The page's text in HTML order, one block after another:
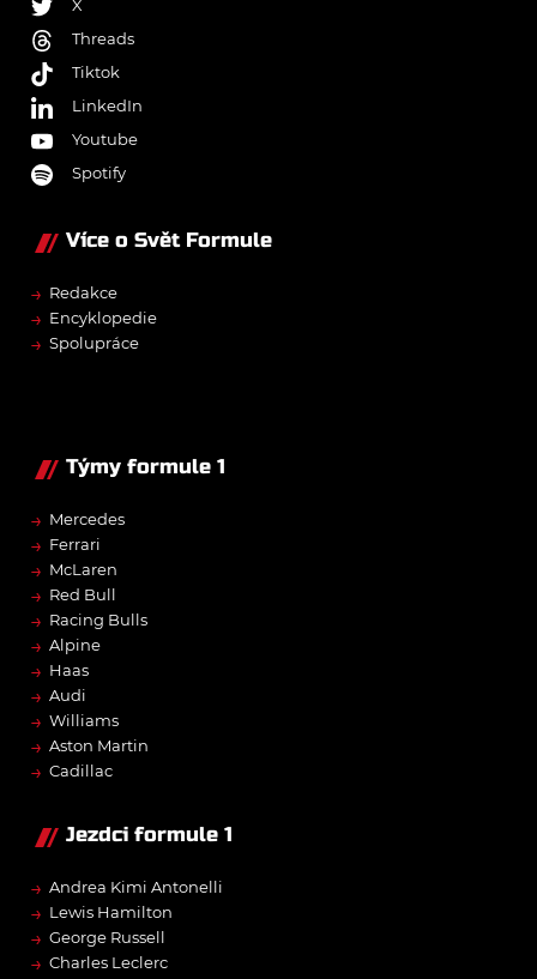
X
Threads
Tiktok
LinkedIn
Youtube
Spotify
Více o Svět Formule
→ Redakce
→ Encyklopedie
→ Spolupráce
Týmy formule 1
→ Mercedes
→ Ferrari
→ McLaren
→ Red Bull
→ Racing Bulls
→ Alpine
→ Haas
→ Audi
→ Williams
→ Aston Martin
→ Cadillac
Jezdci formule 1
→ Andrea Kimi Antonelli
→ Lewis Hamilton
→ George Russell
→ Charles Leclerc